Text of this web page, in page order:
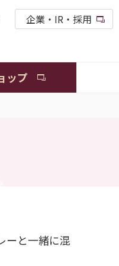
企業・IR・採用
ップ
ーと一緒に混